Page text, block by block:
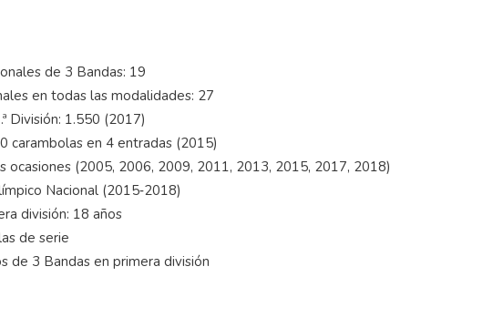
de 3 Bandas: 19
en todas las modalidades: 27
División: 1.550 (2017)
carambolas en 4 entradas (2015)
ocasiones (2005, 2006, 2009, 2011, 2013, 2015, 2017, 2018)
Nacional (2015‑2018)
división: 18 años
de serie
de 3 Bandas en primera división